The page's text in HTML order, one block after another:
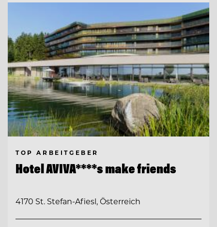
TOP ARBEITGEBER
Hotel AVIVA****s make friends
4170 St. Stefan-Afiesl, Österreich